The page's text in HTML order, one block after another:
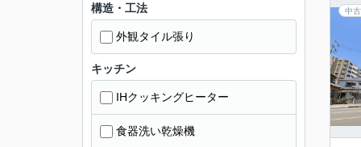
中
構造・工法
外観タイル張り
キッチン
IHクッキングヒーター
食器洗い乾燥機